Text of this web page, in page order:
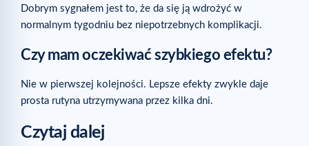
Dobrym sygnałem jest to, że da się ją wdrożyć w
normalnym tygodniu bez niepotrzebnych komplikacji.
Czy mam oczekiwać szybkiego efektu?
Nie w pierwszej kolejności. Lepsze efekty zwykle daje
prosta rutyna utrzymywana przez kilka dni.
Czytaj dalej